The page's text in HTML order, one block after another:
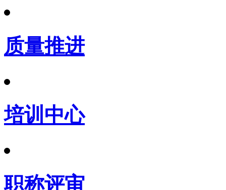
质量推进
培训中心
职称评审